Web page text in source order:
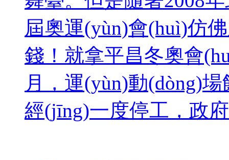
屆奧運(yùn)會(huì)仿
錢！就拿平昌冬奧會
月，運(yùn)動
經(jīng)一度停工，政